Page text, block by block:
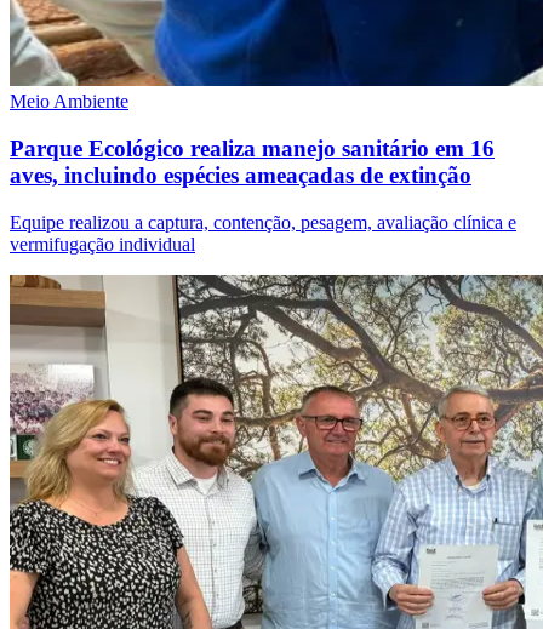
Santos
Meio Ambiente
Parque Ecológico realiza manejo sanitário em 16
aves, incluindo espécies ameaçadas de extinção
Equipe realizou a captura, contenção, pesagem, avaliação clínica e
vermifugação individual